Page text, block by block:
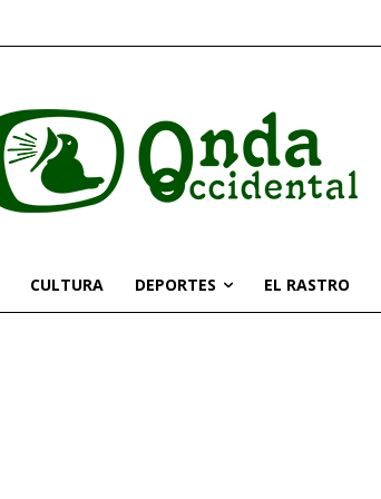
CULTURA DEPORTES EL RASTRO